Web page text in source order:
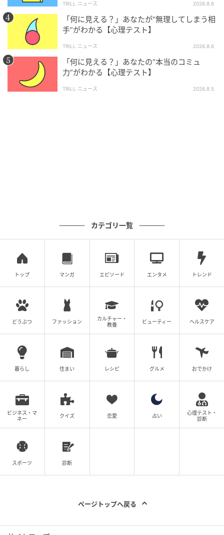
も、内側に外から見えない強さを持つ内側充実タイプ
かもしれません。人に弱さをあまり見せず、静かに自
分の中で踏ん張ることで心を守っているでしょう。
このタイプの人は、忍耐力と自己回復力がとても高
く、表に出さなくても内側では何度も苦い経験から立
ち上がってきた人でしょう。周囲からは自立して捉え
ライター：Ran
海外渡航歴20カ国、公認心理師、看護師として働いて
います。知らなかった側面を発見し自己理解の深まる
心理テストをご紹介します。世界を広げて一緒にウェ
ルビーイングを高めていきましょう！
次の記事
「何に見える？」あなたの“心の回復タイ
プ”がわかる【心理テスト】
の記事をもっとみる
TRILL ニュース 2026.8.6
「何に見える？」あなたが“無理してしまう相
手”がわかる【心理テスト】
TRILL ニュース 2026.8.6
「何に見える？」あなたの“本当のコミュ
力”がわかる【心理テスト】
TRILL ニュース 2026.8.5
カテゴリ一覧
トップ マンガ エピソード エンタメ トレンド
どうぶつ ファッション
カルチャー・
教養
ビューティー ヘルスケア
暮らし 住まい レシピ グルメ おでかけ
ビジネス・マ
ネー
クイズ 恋愛 占い
心理テスト・
診断
スポーツ 診断
ページトップへ戻る